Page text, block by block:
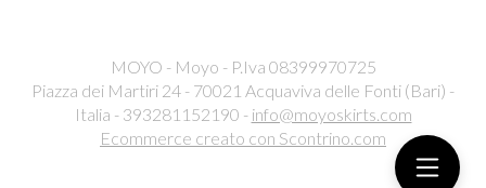
MOYO - Moyo - P.Iva 08399970725
Piazza dei Martiri 24 - 70021 Acquaviva delle Fonti (Bari) -
Italia - 393281152190 - info@moyoskirts.com
Ecommerce creato con Scontrino.com